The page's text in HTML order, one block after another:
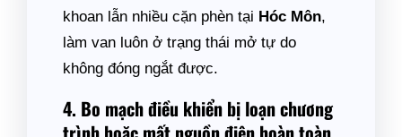
khoan lẫn nhiều cặn phèn tại Hóc Môn,
làm van luôn ở trạng thái mở tự do
không đóng ngắt được.
4. Bo mạch điều khiển bị loạn chương